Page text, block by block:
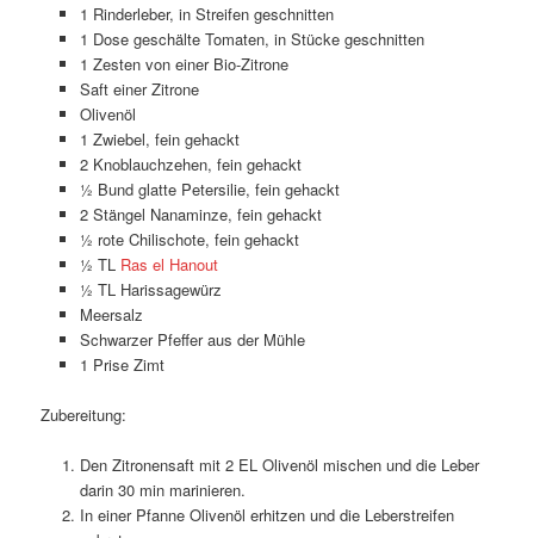
1 Rinderleber, in Streifen geschnitten
1 Dose geschälte Tomaten, in Stücke geschnitten
1 Zesten von einer Bio-Zitrone
Saft einer Zitrone
Olivenöl
1 Zwiebel, fein gehackt
2 Knoblauchzehen, fein gehackt
½ Bund glatte Petersilie, fein gehackt
2 Stängel Nanaminze, fein gehackt
½ rote Chilischote, fein gehackt
½ TL Ras el Hanout
½ TL Harissagewürz
Meersalz
Schwarzer Pfeffer aus der Mühle
1 Prise Zimt
Zubereitung:
Den Zitronensaft mit 2 EL Olivenöl mischen und die Leber
darin 30 min marinieren.
In einer Pfanne Olivenöl erhitzen und die Leberstreifen